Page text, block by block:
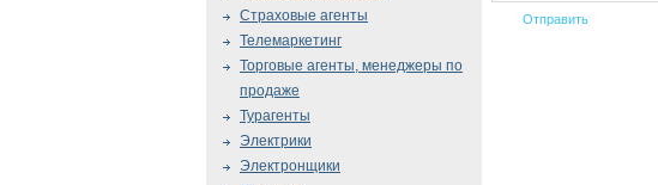
Страховые агенты
Телемаркетинг
Торговые агенты, менеджеры по
продаже
Турагенты
Электрики
Электронщики